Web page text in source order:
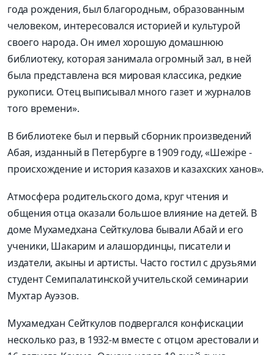
года рождения, был благородным, образованным
человеком, интересовался историей и культурой
своего народа. Он имел хорошую домашнюю
библиотеку, которая занимала огромный зал, в ней
была представлена вся мировая классика, редкие
рукописи. Отец выписывал много газет и журналов
того времени».
В библиотеке был и первый сборник произведений
Абая, изданный в Петербурге в 1909 году, «Шежіре -
происхождение и история казахов и казахских ханов».
Атмосфера родительского дома, круг чтения и
общения отца оказали большое влияние на детей. В
доме Мухамедхана Сейткулова бывали Абай и его
ученики, Шакарим и алашординцы, писатели и
издатели, акыны и артисты. Часто гостил с друзьями
студент Семипалатинской учительской семинарии
Мухтар Ауэзов.
Мухамедхан Сейткулов подвергался конфискации
несколько раз, в 1932-м вместе с отцом арестовали и